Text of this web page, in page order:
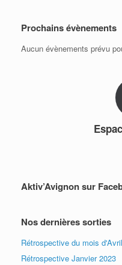
Prochains évènements
Aucun évènements prévu
Aktiv’Avignon sur
Nos dernières sorties
Rétrospective du mois
Rétrospective Janvier 2023